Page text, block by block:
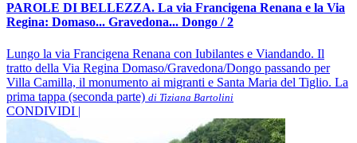
PAROLE DI BELLEZZA. La via Francigena Renana e la Via
Regina: Domaso... Gravedona... Dongo / 2
Lungo la via Francigena Renana con Iubilantes e Viandando. Il
tratto della Via Regina Domaso/Gravedona/Dongo passando per
Villa Camilla, il monumento ai migranti e Santa Maria del Tiglio. La
prima tappa (seconda parte) di Tiziana Bartolini
CONDIVIDI |